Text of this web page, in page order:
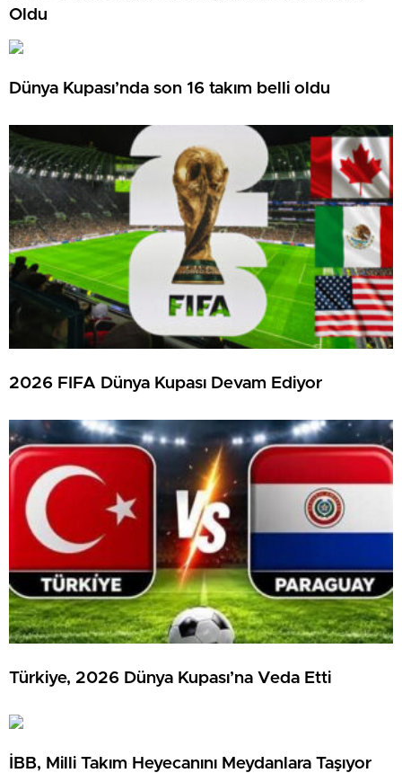
Oldu
Dünya Kupası’nda son 16 takım belli oldu
2026 FIFA Dünya Kupası Devam Ediyor
Türkiye, 2026 Dünya Kupası’na Veda Etti
İBB, Milli Takım Heyecanını Meydanlara Taşıyor